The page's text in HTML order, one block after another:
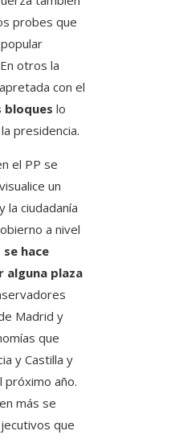
probes que
otros la
con el
bloques lo
presidencia.
el PP se
un
la ciudadanía
a nivel
se hace
alguna plaza
Madrid y
que
y Castilla y
próximo año.
más se
que